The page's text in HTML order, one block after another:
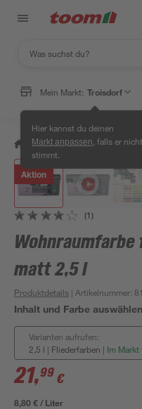
Mein Markt: Troisdorf
Hier kannst du deinen
Markt anpassen , falls er nicht
stimmt.
/ Bauen & Renovieren /
Aktion
(1)
matt 2,5 l
Produktdetails | Artikelnummer:
Inhalt und Farbe auswählen
Varianten aufrufen:
2,5 l | Fliederfarben | Im
21,99 €
8,80 € / Liter